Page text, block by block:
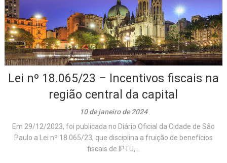
Lei nº 18.065/23 – Incentivos fiscais na
região central da capital
10 de janeiro de 2024
Em 29/12/2023, foi publicada no Diário Oficial da Cidade de São
Paulo a Lei nº 18.065/23, que disciplina a fruição de benefícios
fiscais de IPTU,...